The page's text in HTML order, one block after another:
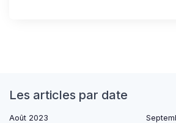
Les articles par date
Août 2023